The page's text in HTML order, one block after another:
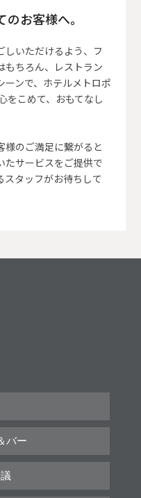
お客様へ。
しいただけるよう、フ
もちろん、レストラン
ンで、ホテルメトロポ
をこめて、おもてなし
様のご満足に繋がると
たサービスをご提供で
スタッフがお待ちして
バー